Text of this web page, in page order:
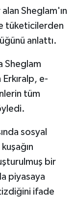
Sheglam'ın
tüketicilerden
anlattı.
Sheglam
Erkıralp, e-
tüm
sosyal
bir
piyasaya
çizdiğini ifade